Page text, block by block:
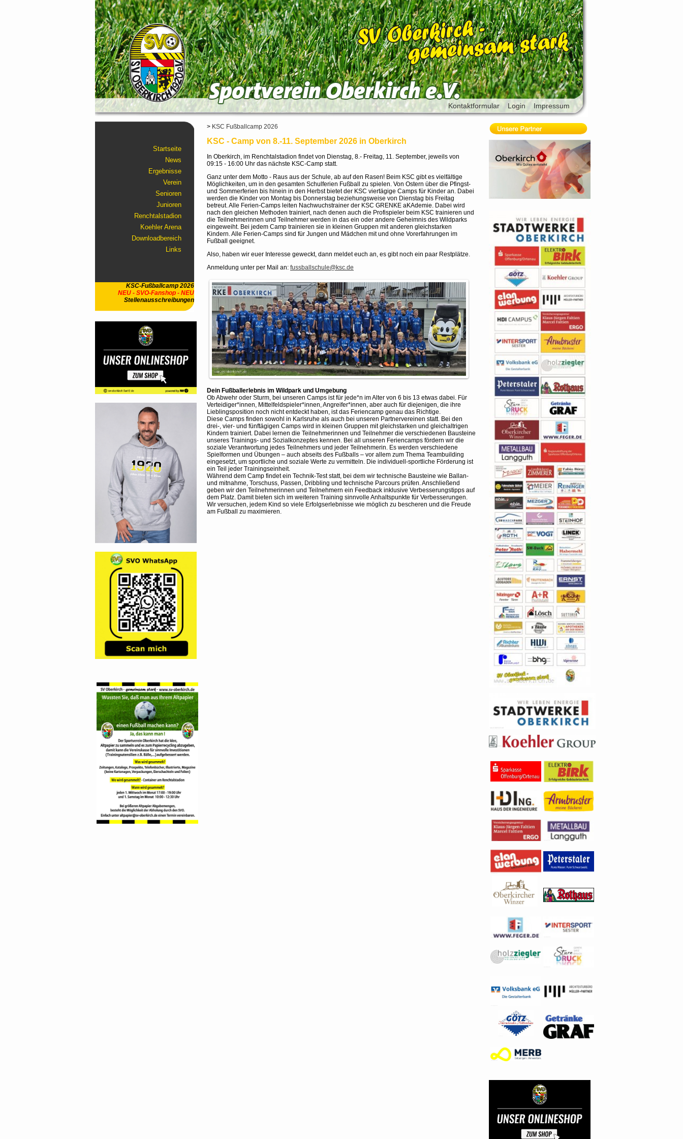
Impressum
Login
Kontaktformular
Startseite
News
Ergebnisse
Verein
Senioren
Junioren
Renchtalstadion
Koehler Arena
Downloadbereich
Links
KSC-Fußballcamp 2026
NEU - SVO-Fanshop - NEU
Stellenausschreibungen
> KSC Fußballcamp 2026
KSC - Camp von 8.-11. September 2026 in Oberkirch
In Oberkirch, im Renchtalstadion findet von Dienstag, 8.- Freitag, 11. September, jeweils von
09:15 - 16:00 Uhr das nächste KSC-Camp statt.
Ganz unter dem Motto - Raus aus der Schule, ab auf den Rasen! Beim KSC gibt es vielfältige
Möglichkeiten, um in den gesamten Schulferien Fußball zu spielen. Von Ostern über die Pfingst-
und Sommerferien bis hinein in den Herbst bietet der KSC viertägige Camps für Kinder an. Dabei
werden die Kinder von Montag bis Donnerstag beziehungsweise von Dienstag bis Freitag
betreut. Alle Ferien-Camps leiten Nachwuchstrainer der KSC GRENKE aKAdemie. Dabei wird
nach den gleichen Methoden trainiert, nach denen auch die Profispieler beim KSC trainieren und
die Teilnehmerinnen und Teilnehmer werden in das ein oder andere Geheimnis des Wildparks
eingeweiht. Bei jedem Camp trainieren sie in kleinen Gruppen mit anderen gleichstarken
Kindern. Alle Ferien-Camps sind für Jungen und Mädchen mit und ohne Vorerfahrungen im
Fußball geeignet.
Also, haben wir euer Interesse geweckt, dann meldet euch an, es gibt noch ein paar Restplätze.
Anmeldung unter per Mail an: fussballschule@ksc.de
Dein Fußballerlebnis im Wildpark und Umgebung
Ob Abwehr oder Sturm, bei unseren Camps ist für jede*n im Alter von 6 bis 13 etwas dabei. Für
Verteidiger*innen, Mittelfeldspieler*innen, Angreifer*innen, aber auch für diejenigen, die ihre
Lieblingsposition noch nicht entdeckt haben, ist das Feriencamp genau das Richtige.
Diese Camps finden sowohl in Karlsruhe als auch bei unseren Partnervereinen statt. Bei den
drei-, vier- und fünftägigen Camps wird in kleinen Gruppen mit gleichstarken und gleichaltrigen
Kindern trainiert. Dabei lernen die Teilnehmerinnen und Teilnehmer die verschiedenen Bausteine
unseres Trainings- und Sozialkonzeptes kennen. Bei all unseren Feriencamps fördern wir die
soziale Verantwortung jedes Teilnehmers und jeder Teilnehmerin. Es werden verschiedene
Spielformen und Übungen – auch abseits des Fußballs – vor allem zum Thema Teambuilding
eingesetzt, um sportliche und soziale Werte zu vermitteln. Die individuell-sportliche Förderung ist
ein Teil jeder Trainingseinheit.
Während dem Camp findet ein Technik-Test statt, bei dem wir technische Bausteine wie Ballan-
und mitnahme, Torschuss, Passen, Dribbling und technische Parcours prüfen. Anschließend
geben wir den Teilnehmerinnen und Teilnehmern ein Feedback inklusive Verbesserungstipps auf
dem Platz. Damit bieten sich im weiteren Training sinnvolle Anhaltspunkte für Verbesserungen.
Wir versuchen, jedem Kind so viele Erfolgserlebnisse wie möglich zu bescheren und die Freude
am Fußball zu maximieren.